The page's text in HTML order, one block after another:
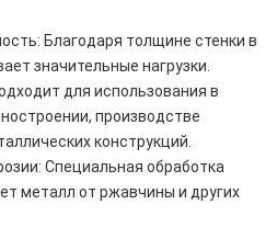
Благодаря толщине стенки в
значительные нагрузки.
для использования в
производстве
конструкций.
Специальная обработка
металл от ржавчины и других